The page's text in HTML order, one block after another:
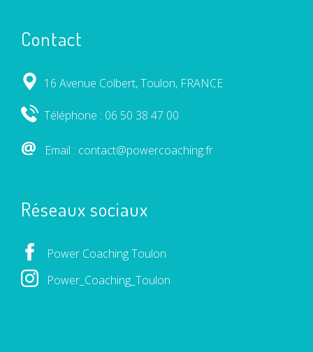
Contact
16 Avenue Colbert, Toulon, FRANCE
Téléphone : 06 50 38 47 00
@ Email : contact@powercoaching.fr
Réseaux sociaux
Power Coaching Toulon
Power_Coaching_Toulon